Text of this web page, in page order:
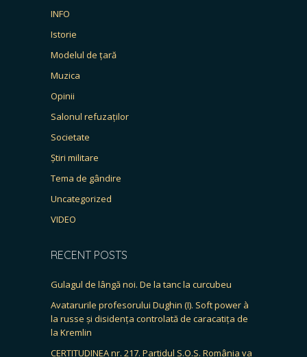
INFO
Istorie
Modelul de țară
Muzica
Opinii
Salonul refuzaților
Societate
Știri militare
Tema de gândire
Uncategorized
VIDEO
RECENT POSTS
Gulagul de lângă noi. De la tanc la curcubeu
Avatarurile profesorului Dughin (I). Soft power à
la russe și disidența controlată de caracatița de
la Kremlin
CERTITUDINEA nr. 217. Partidul S.O.S. România va